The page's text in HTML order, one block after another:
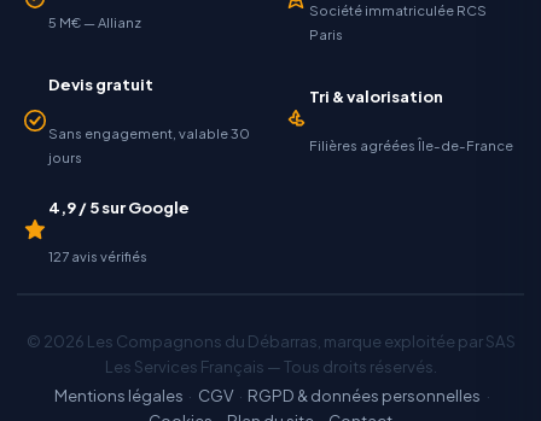
5 M€ — Allianz
Société immatriculée RCS
Paris
Devis gratuit
Sans engagement, valable 30
jours
Tri & valorisation
Filières agréées Île-de-France
4,9 / 5 sur Google
127 avis vérifiés
© 2026 Les Compagnons du Débarras, marque exploitée par SAS
Les Services Français — Tous droits réservés.
Mentions légales · CGV · RGPD & données personnelles ·